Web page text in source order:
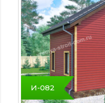
И-082